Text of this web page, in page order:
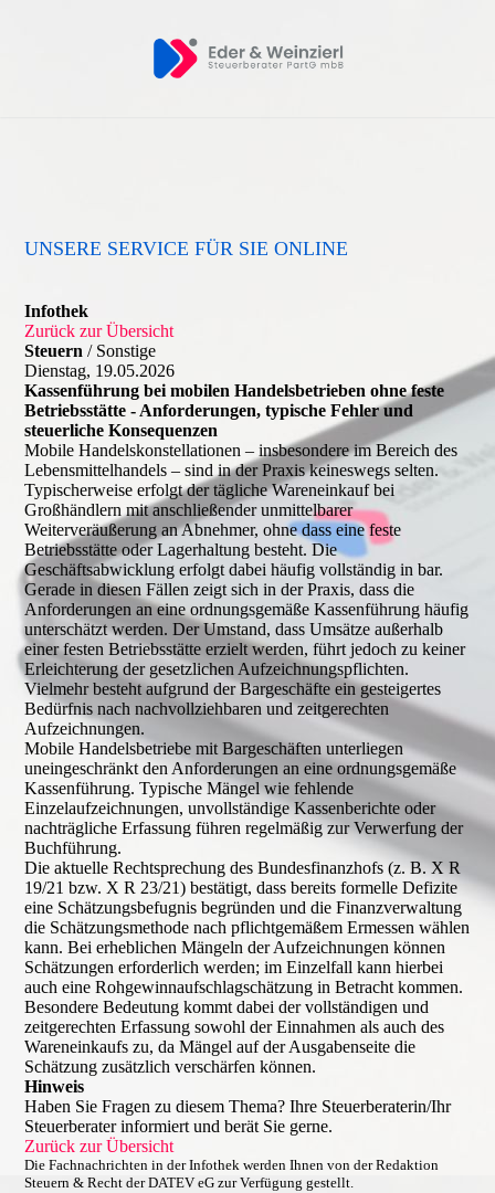
UNSERE SERVICE FÜR SIE ONLINE
Infothek
Zurück zur Übersicht
Steuern / Sonstige
Dienstag, 19.05.2026
Kassenführung bei mobilen Handelsbetrieben ohne feste
Betriebsstätte - Anforderungen, typische Fehler und
steuerliche Konsequenzen
Mobile Handelskonstellationen – insbesondere im Bereich des
Lebensmittelhandels – sind in der Praxis keineswegs selten.
Typischerweise erfolgt der tägliche Wareneinkauf bei
Großhändlern mit anschließender unmittelbarer
Weiterveräußerung an Abnehmer, ohne dass eine feste
Betriebsstätte oder Lagerhaltung besteht. Die
Geschäftsabwicklung erfolgt dabei häufig vollständig in bar.
Gerade in diesen Fällen zeigt sich in der Praxis, dass die
Anforderungen an eine ordnungsgemäße Kassenführung häufig
unterschätzt werden. Der Umstand, dass Umsätze außerhalb
einer festen Betriebsstätte erzielt werden, führt jedoch zu keiner
Erleichterung der gesetzlichen Aufzeichnungspflichten.
Vielmehr besteht aufgrund der Bargeschäfte ein gesteigertes
Bedürfnis nach nachvollziehbaren und zeitgerechten
Aufzeichnungen.
Mobile Handelsbetriebe mit Bargeschäften unterliegen
uneingeschränkt den Anforderungen an eine ordnungsgemäße
Kassenführung. Typische Mängel wie fehlende
Einzelaufzeichnungen, unvollständige Kassenberichte oder
nachträgliche Erfassung führen regelmäßig zur Verwerfung der
Buchführung.
Die aktuelle Rechtsprechung des Bundesfinanzhofs (z. B. X R
19/21 bzw. X R 23/21) bestätigt, dass bereits formelle Defizite
eine Schätzungsbefugnis begründen und die Finanzverwaltung
die Schätzungsmethode nach pflichtgemäßem Ermessen wählen
kann. Bei erheblichen Mängeln der Aufzeichnungen können
Schätzungen erforderlich werden; im Einzelfall kann hierbei
auch eine Rohgewinnaufschlagschätzung in Betracht kommen.
Besondere Bedeutung kommt dabei der vollständigen und
zeitgerechten Erfassung sowohl der Einnahmen als auch des
Wareneinkaufs zu, da Mängel auf der Ausgabenseite die
Schätzung zusätzlich verschärfen können.
Hinweis
Haben Sie Fragen zu diesem Thema? Ihre Steuerberaterin/Ihr
Steuerberater informiert und berät Sie gerne.
Zurück zur Übersicht
Die Fachnachrichten in der Infothek werden Ihnen von der Redaktion
Steuern & Recht der DATEV eG zur Verfügung gestellt.